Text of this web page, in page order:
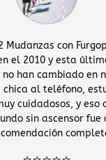
Mudanzas con
el 2010 y esta
han cambiado en
al teléfono,
cuidadosos, y eso
sin ascensor